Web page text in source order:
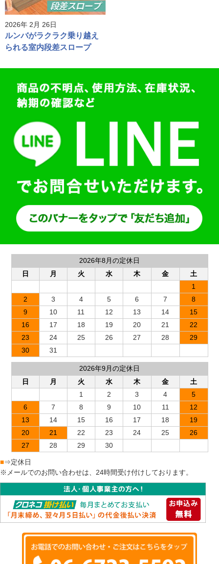
2026年 2月 26日
ルンバがラクラク乗り越え
られる室内段差スロープ
2026年8月の定休日
日
月 火 水 木 金
土
1
2
3 4 5 6 7
8
9
10 11 12 13 14
15
16
17 18 19 20 21
22
23
24 25 26 27 28
29
30
31
2026年9月の定休日
日
月 火 水 木 金
土
1
2 3 4
5
6
7 8 9 10 11
12
13
14 15 16 17 18
19
20
21 22 23 24 25
26
27
28 29 30
■⇒定休日
※メールでのお問い合わせは、24時間受け付けしております。